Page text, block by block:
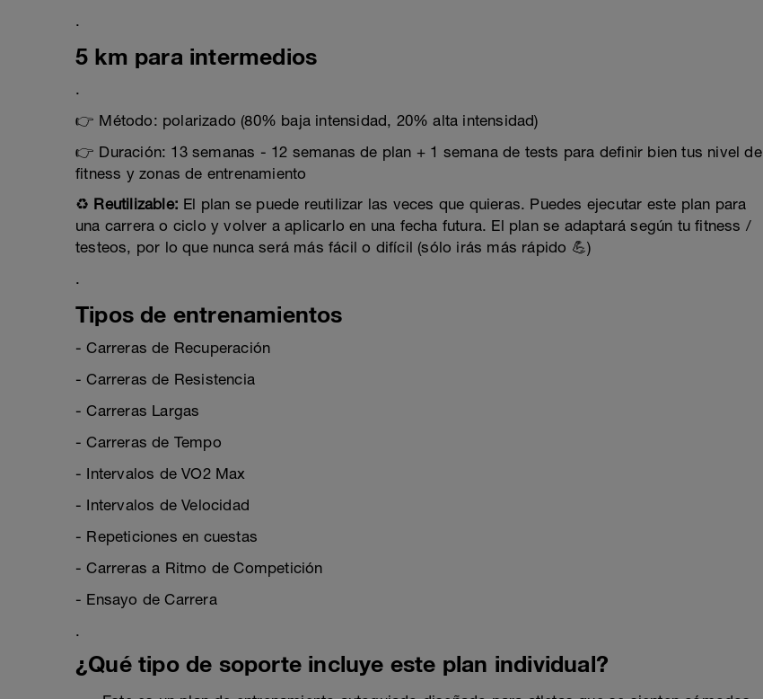
.
5 km para intermedios
.
👉 Método: polarizado (80% baja intensidad, 20% alta intensidad)
👉 Duración: 13 semanas - 12 semanas de plan + 1 semana de tests para definir bien tus nivel de
fitness y zonas de entrenamiento
♻️ Reutilizable: El plan se puede reutilizar las veces que quieras. Puedes ejecutar este plan para
una carrera o ciclo y volver a aplicarlo en una fecha futura. El plan se adaptará según tu fitness /
testeos, por lo que nunca será más fácil o difícil (sólo irás más rápido 💪)
.
Tipos de entrenamientos
- Carreras de Recuperación
- Carreras de Resistencia
- Carreras Largas
- Carreras de Tempo
- Intervalos de VO2 Max
- Intervalos de Velocidad
- Repeticiones en cuestas
- Carreras a Ritmo de Competición
- Ensayo de Carrera
.
¿Qué tipo de soporte incluye este plan individual?